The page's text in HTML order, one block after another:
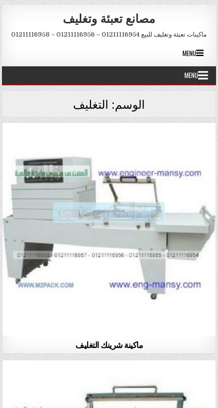
Skip to content
مصانع تعبئة وتغليف
ماكينات تعبئة وتغليف للبيع 01211116954 – 01211116956 – 01211116958
MENU
MENU
الوسم: التغليف
ماكينة شرينك التغليف